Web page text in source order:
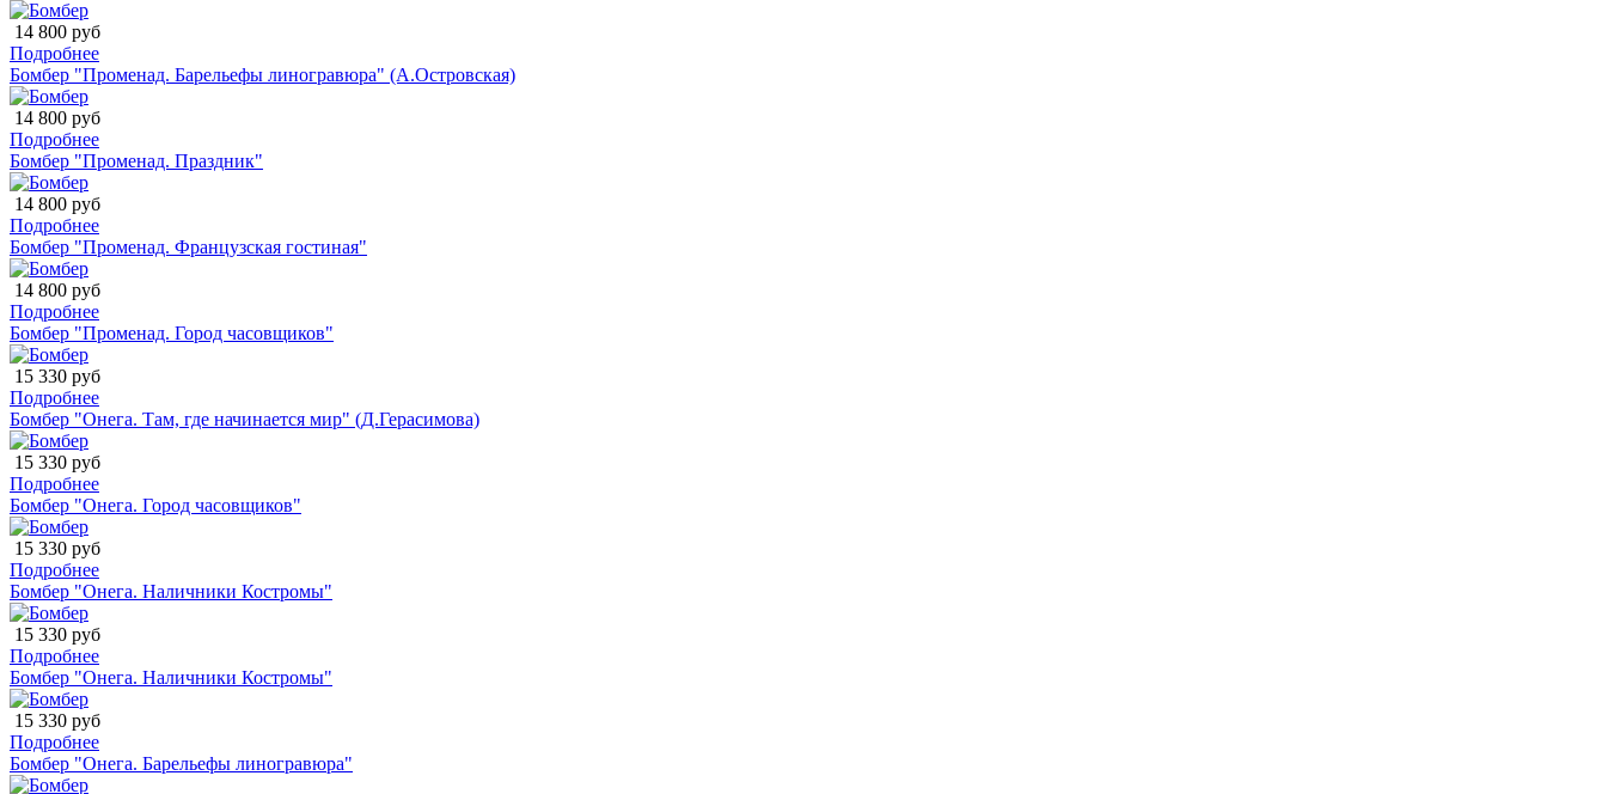
14 800 руб
Подробнее
Бомбер "Променад. Барельефы линогравюра" (А.Островская)
14 800 руб
Подробнее
Бомбер "Променад. Праздник"
14 800 руб
Подробнее
Бомбер "Променад. Французская гостиная"
14 800 руб
Подробнее
Бомбер "Променад. Город часовщиков"
15 330 руб
Подробнее
Бомбер "Онега. Там, где начинается мир" (Д.Герасимова)
15 330 руб
Подробнее
Бомбер "Онега. Город часовщиков"
15 330 руб
Подробнее
Бомбер "Онега. Наличники Костромы"
15 330 руб
Подробнее
Бомбер "Онега. Наличники Костромы"
15 330 руб
Подробнее
Бомбер "Онега. Барельефы линогравюра"